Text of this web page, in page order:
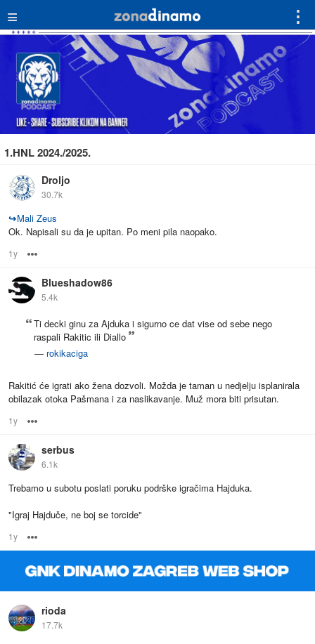
≡ ⋮
1.HNL 2024./2025.
Droljo
30.7k
↪Mali Zeus
Ok. Napisali su da je upitan. Po meni pila naopako.
1y
Blueshadow86
5.4k
Ti decki ginu za Ajduka i sigurno ce dat vise od sebe nego
raspali Rakitic ili Diallo
— rokikaciga
Rakitić će igrati ako žena dozvoli. Možda je taman u nedjelju isplanirala
obilazak otoka Pašmana i za naslikavanje. Muž mora biti prisutan.
1y
serbus
6.1k
Trebamo u subotu poslati poruku podrške igračima Hajduka.
"Igraj Hajduče, ne boj se torcide"
1y
rioda
17.7k